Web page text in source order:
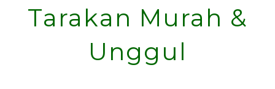
Tarakan Murah &
Unggul